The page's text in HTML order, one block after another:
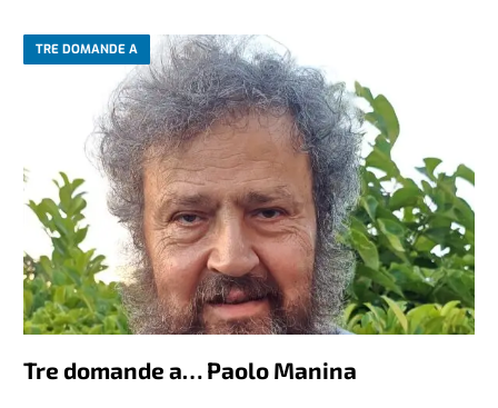
TRE DOMANDE A
Tre domande a… Paolo Manina